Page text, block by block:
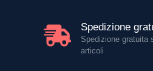
Spedizione
Spedizione gratuita
articoli